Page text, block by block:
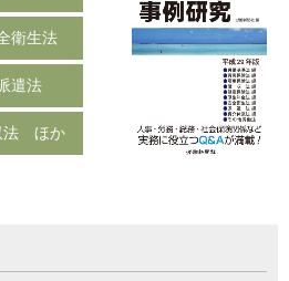
衛生法
遣法
法 ほか